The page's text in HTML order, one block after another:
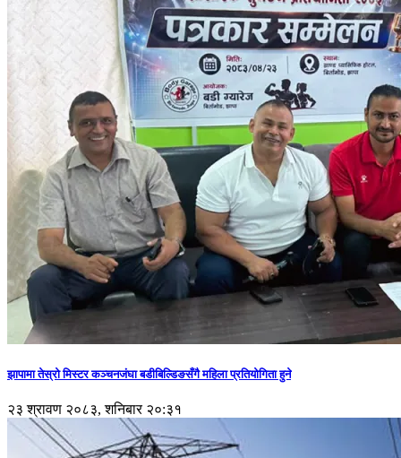
झापामा तेस्रो मिस्टर कञ्चनजंघा बडीबिल्डिङसँगै महिला प्रतियोगिता हुने
२३ श्रावण २०८३, शनिबार २०:३१